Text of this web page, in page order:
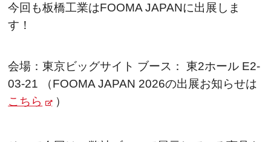
今回も板橋工業はFOOMA JAPANに出展しま
す！
会場：東京ビッグサイト ブース： 東2ホール E2-
03-21 （FOOMA JAPAN 2026の出展お知らせは
こちら
）